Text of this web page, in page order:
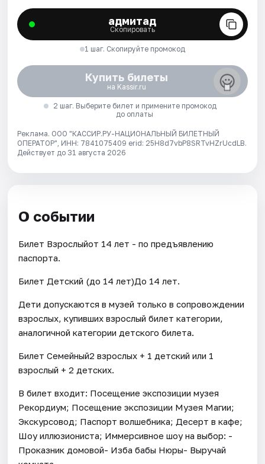
адмитад
Скопировать
1 шаг. Скопируйте промокод
Купить билеты
на Kassir.ru
2 шаг. Выберите билет и примените промокод
до оплаты
Реклама. ООО "КАССИР.РУ-НАЦИОНАЛЬНЫЙ БИЛЕТНЫЙ
ОПЕРАТОР", ИНН: 7841075409 erid: 25H8d7vbP8SRTvHZrUcdLB.
Действует до 31 августа 2026
О событии
Билет Взрослыйот 14 лет - по предъявлению
паспорта.
Билет Детский (до 14 лет)До 14 лет.
Дети допускаются в музей только в сопровождении
взрослых, купивших взрослый билет категории,
аналогичной категории детского билета.
Билет Семейный2 взрослых + 1 детский или 1
взрослый + 2 детских.
В билет входит: Посещение экспозиции музея
Рекордиум; Посещение экспозиции Музея Магии;
Экскурсовод; Паспорт волшебника; Десерт в кафе;
Шоу иллюзиониста; Иммерсивное шоу на выбор: -
Проказник домовой- Изба бабы Нюры- Выручай